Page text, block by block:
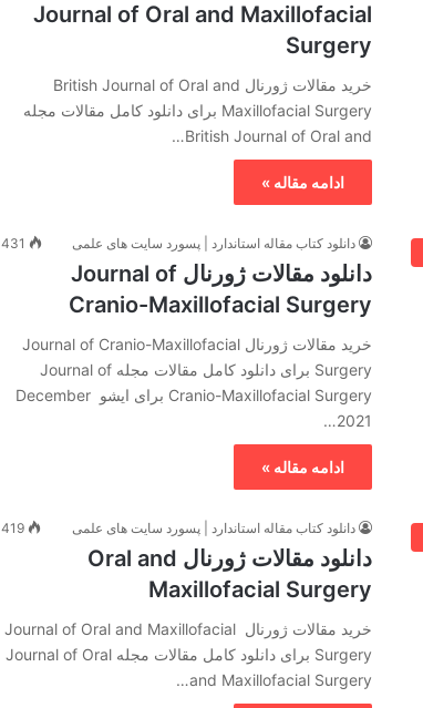
Journal of Oral and Maxillofacial
Surgery
خرید مقالات ژورنال British Journal of Oral and
Maxillofacial Surgery برای دانلود کامل مقالات مجله
British Journal of Oral and…
ادامه مقاله »
دانلود کتاب مقاله استاندارد | پسورد سایت های علمی 431
دانلود مقالات ژورنال Journal of
Cranio-Maxillofacial Surgery
خرید مقالات ژورنال Journal of Cranio-Maxillofacial
Surgery برای دانلود کامل مقالات مجله Journal of
Cranio-Maxillofacial Surgery برای ایشو December
2021…
ادامه مقاله »
دانلود کتاب مقاله استاندارد | پسورد سایت های علمی 419
دانلود مقالات ژورنال Oral and
Maxillofacial Surgery
خرید مقالات ژورنال Journal of Oral and Maxillofacial
Surgery برای دانلود کامل مقالات مجله Journal of Oral
and Maxillofacial Surgery…